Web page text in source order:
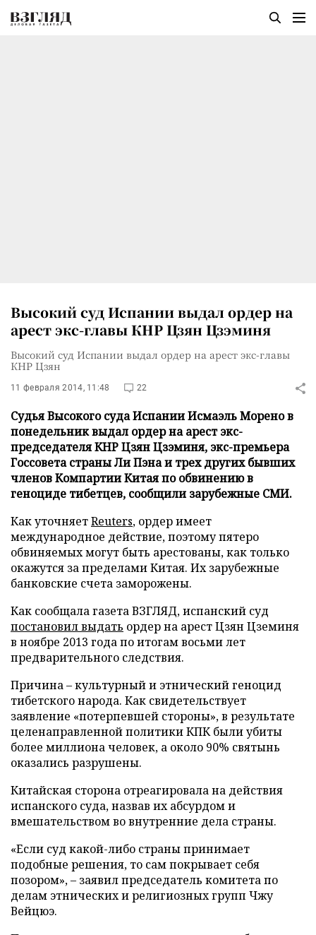
Высокий суд Испании выдал ордер на
арест экс-главы КНР Цзян Цзэминя
Высокий суд Испании выдал ордер на арест экс-главы
КНР Цзян
11 февраля 2014, 11:48 22
Судья Высокого суда Испании Исмаэль Морено в
понедельник выдал ордер на арест экс-
председателя КНР Цзян Цзэминя, экс-премьера
Госсовета страны Ли Пэна и трех других бывших
членов Компартии Китая по обвинению в
геноциде тибетцев, сообщили зарубежные СМИ.
Как уточняетReuters, ордер имеет
международное действие, поэтому пятеро
обвиняемых могут быть арестованы, как только
окажутся за пределами Китая. Их зарубежные
банковские счета заморожены.
Как сообщала газета ВЗГЛЯД, испанский суд
постановил выдать ордер на арест Цзян Цземиня
в ноябре 2013 года по итогам восьми лет
предварительного следствия.
Причина – культурный и этнический геноцид
тибетского народа. Как свидетельствует
заявление «потерпевшей стороны», в результате
целенаправленной политики КПК были убиты
более миллиона человек, а около 90% святынь
оказались разрушены.
Китайская сторона отреагировала на действия
испанского суда, назвав их абсурдом и
вмешательством во внутренние дела страны.
«Если суд какой-либо страны принимает
подобные решения, то сам покрывает себя
позором», – заявил председатель комитета по
делам этнических и религиозных групп Чжу
Вейцюэ.